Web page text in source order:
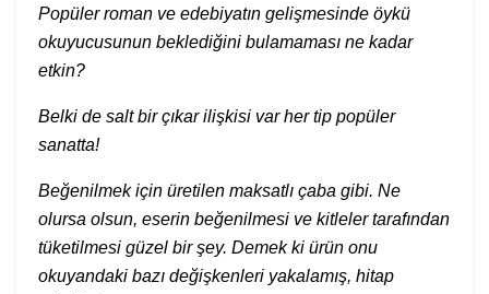
Popüler roman ve edebiyatın gelişmesinde öykü
okuyucusunun beklediğini bulamaması ne kadar
etkin?
Belki de salt bir çıkar ilişkisi var her tip popüler
sanatta!
Beğenilmek için üretilen maksatlı çaba gibi. Ne
olursa olsun, eserin beğenilmesi ve kitleler tarafından
tüketilmesi güzel bir şey. Demek ki ürün onu
okuyandaki bazı değişkenleri yakalamış, hitap